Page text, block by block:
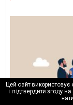
Цей сайт
і підтвердити згоду на